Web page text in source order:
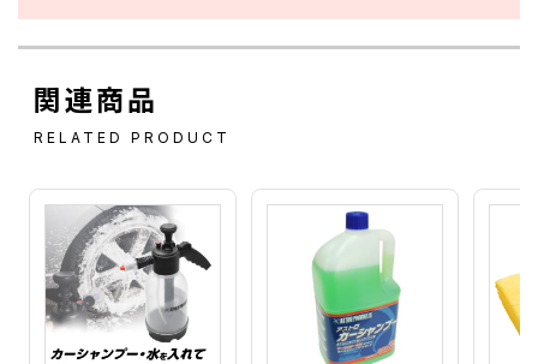
関連商品
RELATED PRODUCT